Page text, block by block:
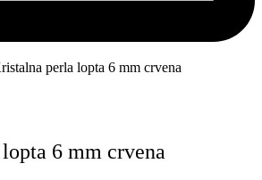
perla lopta 6 mm crvena
6 mm crvena